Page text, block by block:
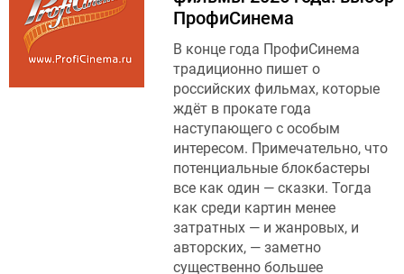
ПрофиСинема
В конце года ПрофиСинема
традиционно пишет о
российских фильмах, которые
ждёт в прокате года
наступающего с особым
интересом. Примечательно, что
потенциальные блокбастеры
все как один — сказки. Тогда
как среди картин менее
затратных — и жанровых, и
авторских, — заметно
существенно большее